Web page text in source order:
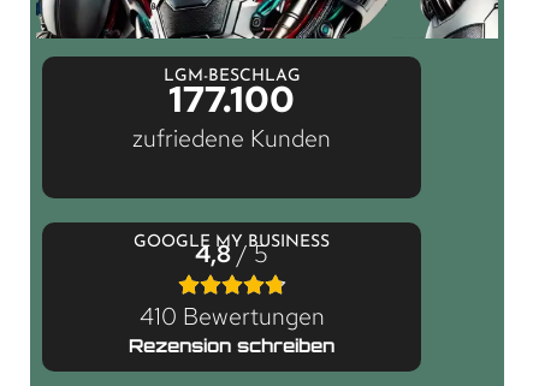
LGM-BESCHLAG
177.100
zufriedene Kunden
GOOGLE MY BUSINESS
4,8/ 5
410 Bewertungen
Rezension schreiben